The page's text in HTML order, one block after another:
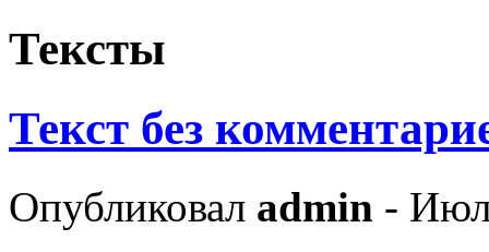
Тексты
Текст без
Опубликовал admin -